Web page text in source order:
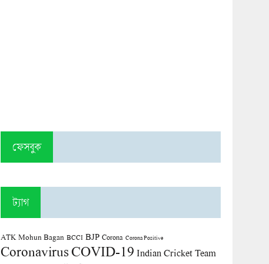
ফেসবুক
ট্যাগ
ATK Mohun Bagan BCCI BJP Corona Corona Positive
CoronavirusCOVID-19 Indian Cricket Team